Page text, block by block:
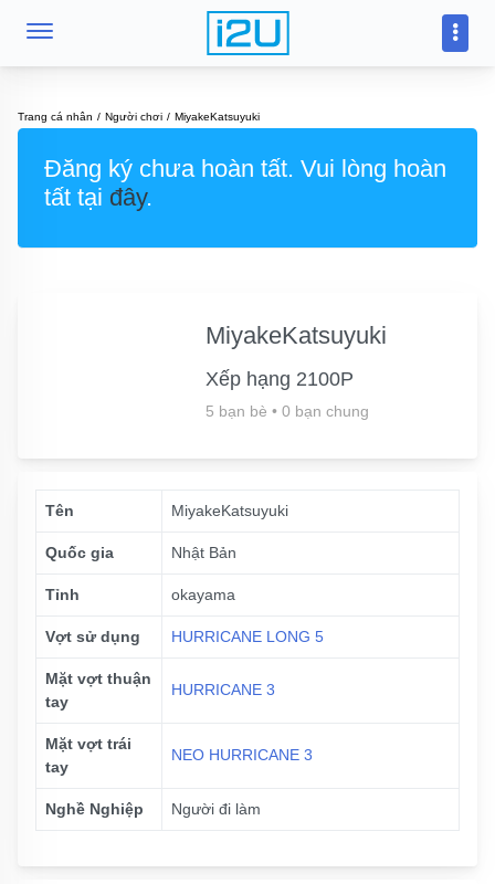
Trang cá nhân Người chơi MiyakeKatsuyuki
Đăng ký chưa hoàn tất. Vui lòng hoàn
tất tại đây.
MiyakeKatsuyuki
Xếp hạng 2100P
5 bạn bè • 0 bạn chung
Tên MiyakeKatsuyuki
Quốc gia Nhật Bản
Tỉnh okayama
Vợt sử dụng HURRICANE LONG 5
Mặt vợt thuận
tay
HURRICANE 3
Mặt vợt trái
tay
NEO HURRICANE 3
Nghề Nghiệp Người đi làm